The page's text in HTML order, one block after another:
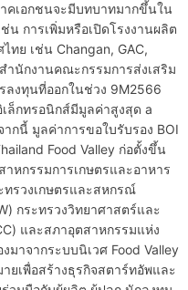
คเอกชนจะมีบทบาทมากขึ้นใน
น การเพิ่มหรือเปิดโรงงานผลิต
ทย เช่น Changan, GAC,
ำนักงานคณะกรรมการส่งเสริม
ลงทุนที่ออกในช่วง 9M2566
ล็กทรอนิกส์มีมูลค่าสูงสุด a
กนี้ มูลค่าการขอใบรับรอง BOI
Food Valley ก่อตั้งขึ้น
หกรรมการเกษตรและอาหาร
ทรวงเกษตรและสหกรณ์
กระทรวงวิทยาศาสตร์และ
และสภาอุตสาหกรรมแห่ง
มาจากระบบนิเวศ Food Valley
ยเพื่อสร้างธุรกิจสตาร์ทอัพและ